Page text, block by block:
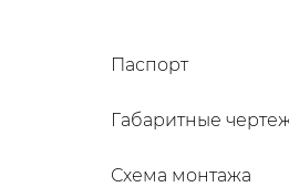
Паспорт
Габаритные
Схема монтажа